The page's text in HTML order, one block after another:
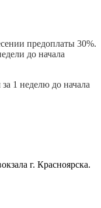
предоплаты 30%.
до начала
1 неделю до начала
г. Красноярска.